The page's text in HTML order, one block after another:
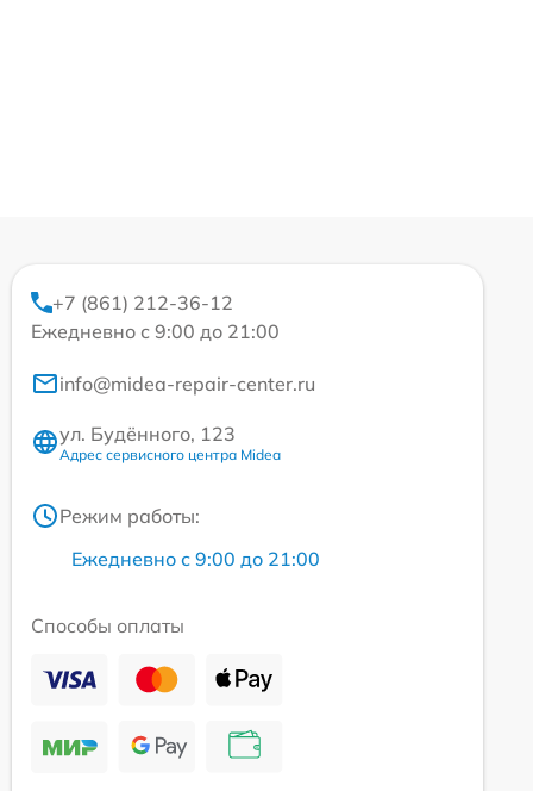
+7 (861) 212-36-12
Ежедневно с 9:00 до 21:00
info@midea-repair-center.ru
ул. Будённого, 123
Адрес сервисного центра Midea
Режим работы:
Ежедневно с 9:00 до 21:00
Способы оплаты